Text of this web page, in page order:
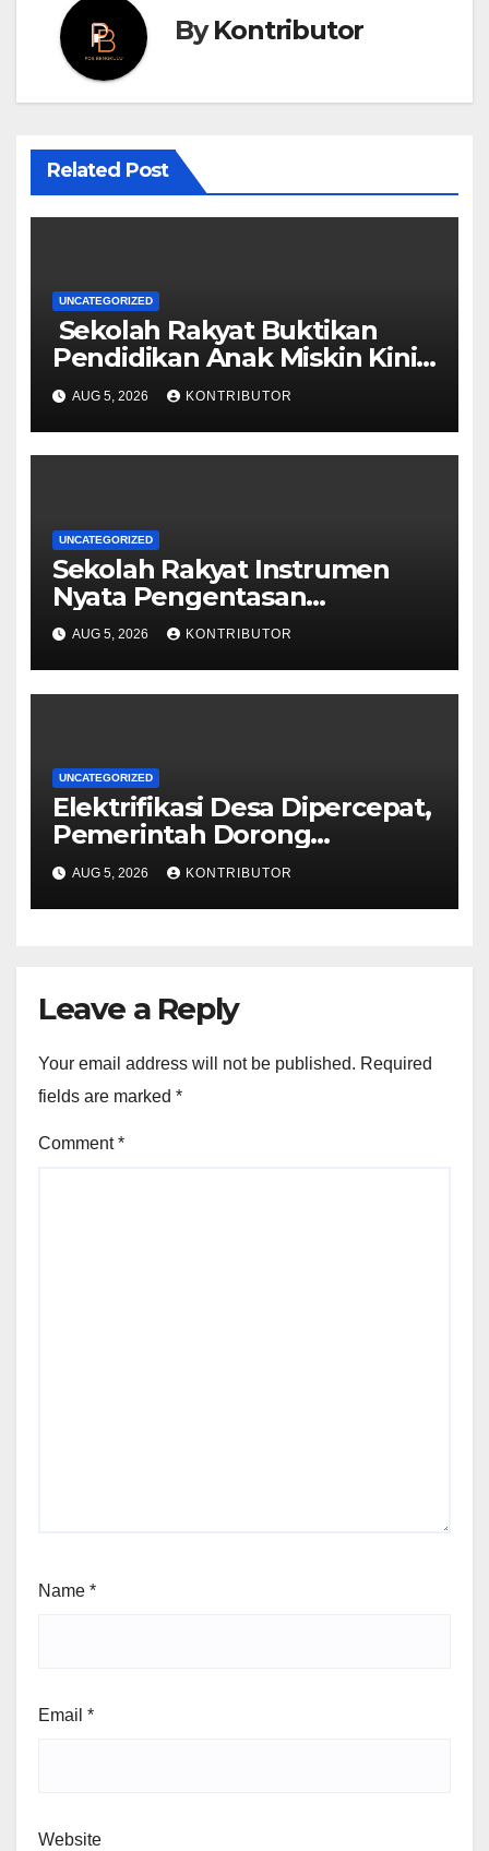
ByKontributor
Related Post
UNCATEGORIZED
Sekolah Rakyat Buktikan
Pendidikan Anak Miskin Kini
Menjadi Prioritas Negara
AUG 5, 2026 KONTRIBUTOR
UNCATEGORIZED
Sekolah Rakyat Instrumen
Nyata Pengentasan
Kemiskinan Antargenerasi
AUG 5, 2026 KONTRIBUTOR
UNCATEGORIZED
Elektrifikasi Desa Dipercepat,
Pemerintah Dorong
Ketahanan Energi dan
Kesejahteraan Masyarakat
AUG 5, 2026 KONTRIBUTOR
Leave a Reply
Your email address will not be published. Required
fields are marked *
Comment*
Name *
Email *
Website